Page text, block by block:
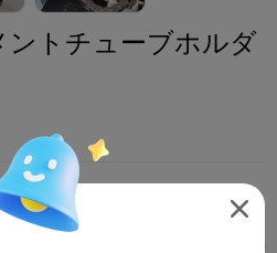
トチューブホルダ
リンター
